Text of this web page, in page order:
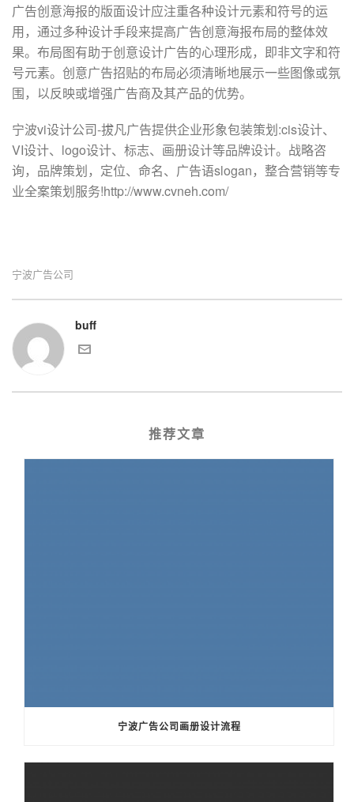
广告创意海报的版面设计应注重各种设计元素和符号的运
用，通过多种设计手段来提高广告创意海报布局的整体效
果。布局图有助于创意设计广告的心理形成，即非文字和符
号元素。创意广告招贴的布局必须清晰地展示一些图像或氛
围，以反映或增强广告商及其产品的优势。
宁波vi设计公司-拔凡广告提供企业形象包装策划:cis设计、
VI设计、logo设计、标志、画册设计等品牌设计。战略咨
询，品牌策划，定位、命名、广告语slogan，整合营销等专
业全案策划服务!http://www.cvneh.com/
宁波广告公司
buff
推荐文章
宁波广告公司画册设计流程